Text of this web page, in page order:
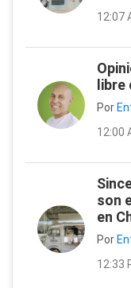
12:07
Por
12:00
son
en
Por
12:33